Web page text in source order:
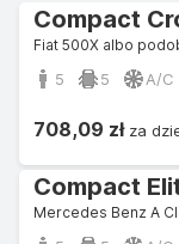
Compact
Fiat 500X albo
5 5 A/C
708,09 złza
Compact
Mercedes Benz A